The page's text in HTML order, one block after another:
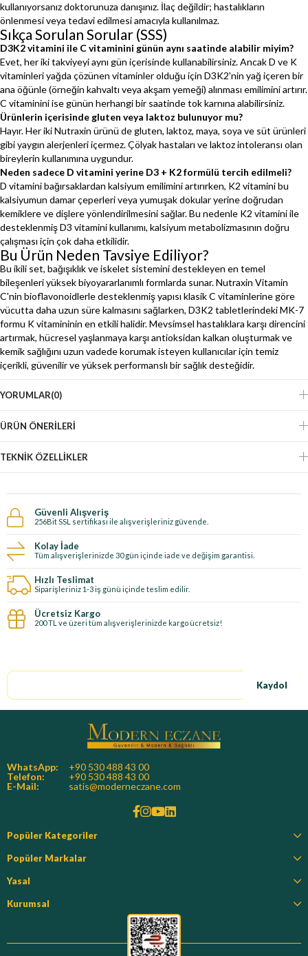
kullanıyorsanız doktorunuza danışınız. İlaç değildir; hastalıkların
önlenmesi veya tedavi edilmesi amacıyla kullanılmaz.
Sıkça Sorulan Sorular (SSS)
D3K2 vitamini ile C vitaminini günün aynı saatinde alabilir miyim?
Evet, her iki takviyeyi aynı gün içerisinde kullanabilirsiniz. Ancak D ve K
vitaminleri yağda çözünen vitaminler olduğu için D3K2'nin yağ içeren bir
ana öğünle (örneğin kahvaltı veya akşam yemeği) alınması emilimini artırır.
C vitaminini ise günün herhangi bir saatinde tok karnına alabilirsiniz.
Ürünlerin içerisinde gluten veya laktoz bulunuyor mu?
Hayır. Her iki Nutraxin ürünü de gluten, laktoz, maya, soya ve süt ürünleri
gibi yaygın alerjenleri içermez. Çölyak hastaları ve laktoz intoleransı olan
bireylerin kullanımına uygundur.
Neden sadece D vitamini yerine D3 + K2 formülü tercih edilmeli?
D vitamini bağırsaklardan kalsiyum emilimini artırırken, K2 vitamini bu
kalsiyumun damar çeperleri veya yumuşak dokular yerine doğrudan
kemiklere ve dişlere yönlendirilmesini sağlar. Bu nedenle K2 vitamini ile
desteklenmiş D3 vitamini kullanımı, kalsiyum metabolizmasının doğru
çalışması için çok daha etkilidir.
Bu Ürün Neden Tavsiye Ediliyor?
Bu ikili set, bağışıklık ve iskelet sistemini destekleyen en temel
bileşenleri yüksek biyoyararlanımlı formlarda sunar. Nutraxin Vitamin
C'nin bioflavonoidlerle desteklenmiş yapısı klasik C vitaminlerine göre
vücutta daha uzun süre kalmasını sağlarken, D3K2 tabletlerindeki MK-7
formu K vitamininin en etkili halidir. Mevsimsel hastalıklara karşı direncini
artırmak, hücresel yaşlanmaya karşı antioksidan kalkan oluşturmak ve
kemik sağlığını uzun vadede korumak isteyen kullanıcılar için temiz
içerikli, güvenilir ve yüksek performanslı bir sağlık desteğidir.
YORUMLAR(0)
ÜRÜN ÖNERILERI
TEKNIK ÖZELLIKLER
Güvenli Alışveriş
256Bit SSL sertifikası ile alışverişleriniz güvende.
Kolay İade
Tüm alışverişlerinizde 30 gün içinde iade ve değişim garantisi.
Hızlı Teslimat
Siparişleriniz 1-3 iş günü içinde teslim edilir.
Ücretsiz Kargo
200 TL ve üzeri tüm alışverişlerinizde kargo ücretsiz!
Kaydol
WhatsApp:
+90 530 488 43 00
Telefon:
+90 530 488 43 00
E-Mail:
satis@moderneczane.com
Popüler Kategoriler
Popüler Markalar
Yasal
Kurumsal